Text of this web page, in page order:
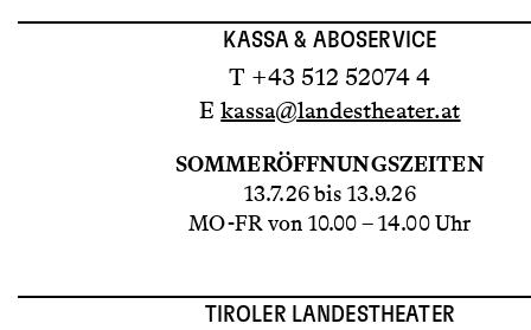
KASSA & ABOSERVICE
T +43 512 52074 4
Ekassa@landestheater.at
SOMMERÖFFNUNGSZEITEN
13.7.26 bis 13.9.26
MO-FR von 10.00 – 14.00 Uhr
TIROLER LANDESTHEATER